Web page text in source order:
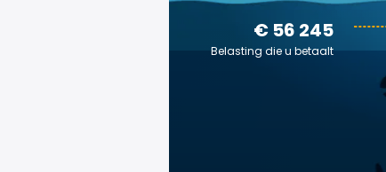
€ 56 245
Belasting die u betaalt